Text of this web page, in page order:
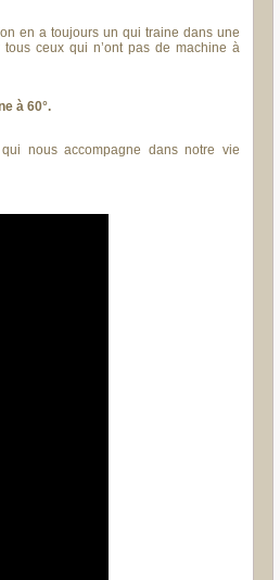
en a toujours un qui traine dans une
ceux qui n’ont pas de machine à
à 60°.
nous accompagne dans notre vie